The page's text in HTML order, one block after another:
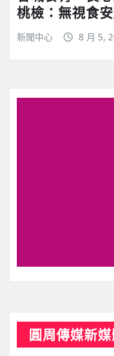
桃檢：無視食
新聞中心 8 月 5,
圓周傳媒新